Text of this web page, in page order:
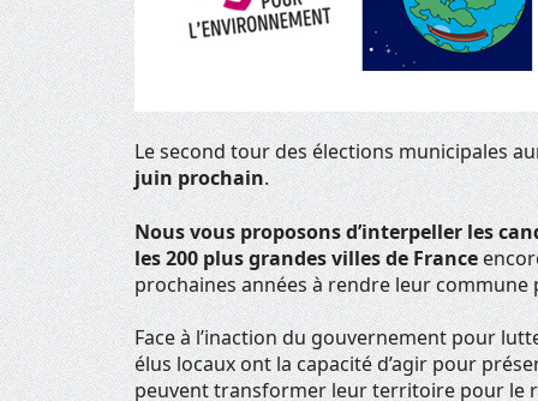
Le second tour des élections municipales
juin prochain.
Nous vous proposons d’interpeller les
les 200 plus grandes villes de France
prochaines années à rendre leur commune
Face à l’inaction du gouvernement pour
élus locaux ont la capacité d’agir pour
peuvent transformer leur territoire pour le